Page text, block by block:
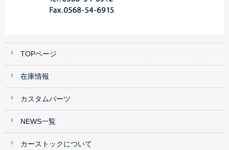
TOPページ
在庫情報
カスタムパーツ
NEWS一覧
カーストックについて